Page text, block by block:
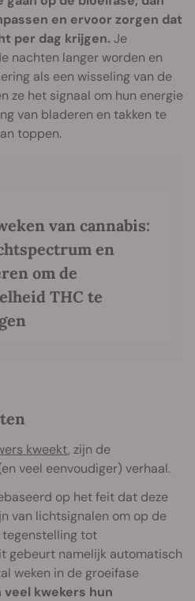
en ervoor zorgen dat
per dag krijgen. Je
nachten langer worden en
als een wisseling van de
ze het signaal om hun energie
van bladeren en takken te
toppen.
van cannabis:
en
om de
THC te
kweekt, zijn de
veel eenvoudiger) verhaal.
op het feit dat deze
van lichtsignalen om op de
tegenstelling tot
gebeurt namelijk automatisch
weken in de groeifase
veel kwekers hun